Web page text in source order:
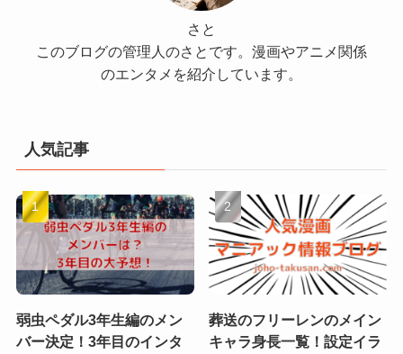
さと
このブログの管理人のさとです。漫画やアニメ関係
のエンタメを紹介しています。
人気記事
弱虫ペダル3年生編のメン
バー決定！3年目のインタ
葬送のフリーレンのメイン
キャラ身長一覧！設定イラ